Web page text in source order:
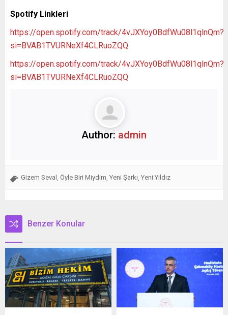
Spotify Linkleri
https://open.spotify.com/track/4vJXYoy0BdfWu08l1qlnQm?
si=BVAB1TVURNeXf4CLRuoZQQ
https://open.spotify.com/track/4vJXYoy0BdfWu08l1qlnQm?
si=BVAB1TVURNeXf4CLRuoZQQ
Author: admin
Gizem Seval Öyle Biri Miydim Yeni Şarkı Yeni Yıldız
Benzer Konular